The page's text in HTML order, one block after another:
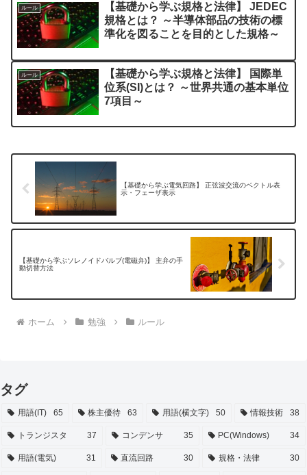
ルール
【基礎から学ぶ規格と法律】 JEDEC
規格とは？ ～半導体部品の技術の標
準化を図ることを目的とした規格～
ルール
【基礎から学ぶ規格と法律】 国際単
位系(SI)とは？ ～世界共通の基本単位
7項目～
【基礎から学ぶ電気回路】 正弦波交流のベクトル表
示・フェーザ表示
【基礎から学ぶソレノイドバルブ(電磁弁)】 主弁の手
動切替方法
ホーム 勉強 ルール
タグ
用語(IT) 65 株主優待 63 用語(横文字) 50 情報技術 38
トランジスタ 37 コンデンサ 35 PC(Windows) 34
用語(電気) 31 直流回路 30 規格・法律 30